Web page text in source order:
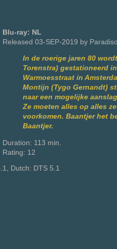
Blu-ray: NL
Released 03-SEP-2019 by
In de roerige jaren 80
Torenstra) gestationeerd
Warmoesstraat in
Montijn (Tygo Gernandt)
naar een mogelijke
Ze moeten alles op alles
voorkomen. Baantjer het
Baantjer.
Duration: 113 min.
Rating: 12
Dutch: DTS 5.1